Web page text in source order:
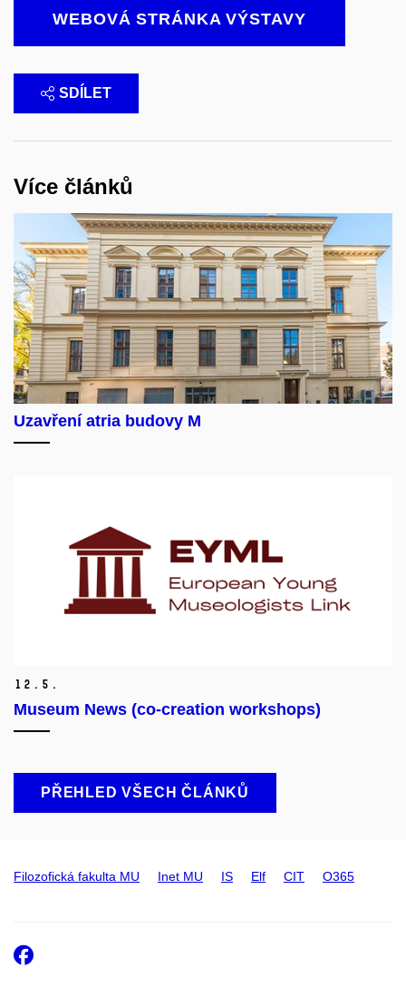
WEBOVÁ STRÁNKA VÝSTAVY
SDÍLET
Více článků
Uzavření atria budovy M
12. 5.
Museum News (co-creation workshops)
PŘEHLED VŠECH ČLÁNKŮ
Filozofická fakulta MU Inet MU IS Elf CIT O365
Facebook